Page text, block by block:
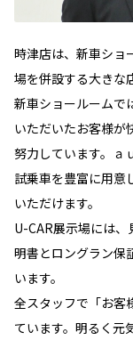
時津店は、新車ショ
場を併設する大きな
新車ショールームで
いただいたお客様が
努力しています。ａ
試乗車を豊富に用意
いただけます。
U-CAR展示場には
明書とロングラン保
います。
全スタッフで「お客
ています。明るく元